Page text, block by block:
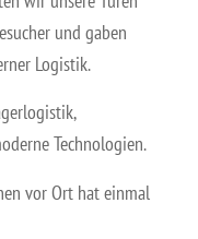
und gaben
Logistik.
Technologien.
vor Ort hat einmal